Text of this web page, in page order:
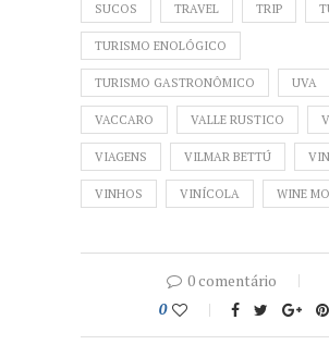
SUCOS TRAVEL TRIP
TURISMO ENOLÓGICO
TURISMO GASTRONÔMICO UVA
VACCARO VALLE RUSTICO
VIAGENS VILMAR BETTÚ
VINHOS VINÍCOLA WINE
0 comentário
0